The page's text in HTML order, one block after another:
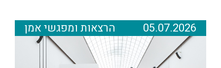
05.07.2026 הרצאות ומפגשי אמן